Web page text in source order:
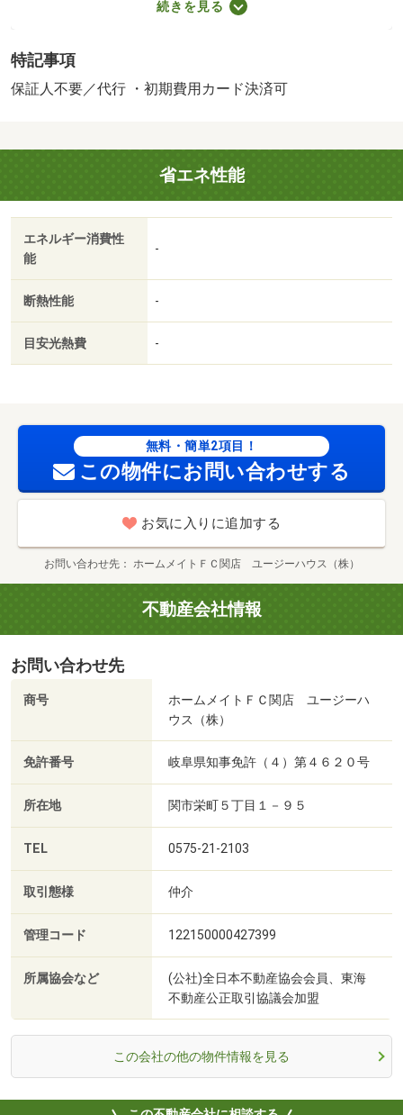
また物件についてのご質問やご見学希望のご連絡もぜひお
入居時 １．５％ 毎月【家賃保証期間】入居期間中
【家賃保証会社】共済会 【家賃保証補足】（最低保証
１，８００円／月/室内消毒料 16500円
続きを見る
特記事項
保証人不要／代行 ・初期費用カード決済可
省エネ性能
エネルギー消費性
能
-
断熱性能 -
目安光熱費 -
無料・簡単2項目！
この物件にお問い合わせする
お気に入りに追加する
お問い合わせ先 ホームメイトＦＣ関店 ユージーハウス（株）
不動産会社情報
お問い合わせ先
商号
ホームメイトＦＣ関店 ユージーハ
ウス（株）
免許番号 岐阜県知事免許（４）第４６２０号
所在地 関市栄町５丁目１－９５
TEL 0575-21-2103
取引態様 仲介
管理コード 122150000427399
所属協会など
(公社)全日本不動産協会会員、東海
不動産公正取引協議会加盟
この会社の他の物件情報を見る